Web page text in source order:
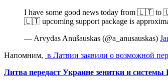
I have some good news today from 🇱🇹 to
🇱🇹 upcoming support package is
— Arvydas Anušauskas (@a_anusauskas)
Напомним, в Латвии заявили о возможной
Литва передаст Украине зенитки и